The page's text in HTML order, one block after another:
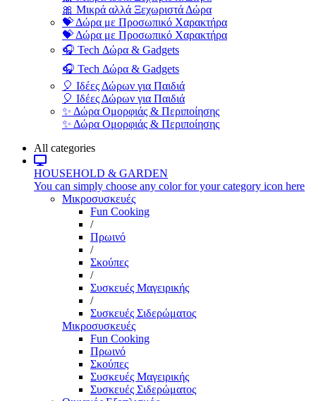
🎀 Μικρά αλλά Ξεχωριστά Δώρα
💝 Δώρα με Προσωπικό Χαρακτήρα
💝 Δώρα με Προσωπικό Χαρακτήρα
🎧 Tech Δώρα & Gadgets
🎧 Tech Δώρα & Gadgets
🎈 Ιδέες Δώρων για Παιδιά
🎈 Ιδέες Δώρων για Παιδιά
✨ Δώρα Ομορφιάς & Περιποίησης
✨ Δώρα Ομορφιάς & Περιποίησης
All categories
HOUSEHOLD & GARDEN
You can simply choose any color for your category icon here
Μικροσυσκευές
Fun Cooking
/
Πρωινό
/
Σκούπες
/
Συσκευές Μαγειρικής
/
Συσκευές Σιδερώματος
Μικροσυσκευές
Fun Cooking
Πρωινό
Σκούπες
Συσκευές Μαγειρικής
Συσκευές Σιδερώματος